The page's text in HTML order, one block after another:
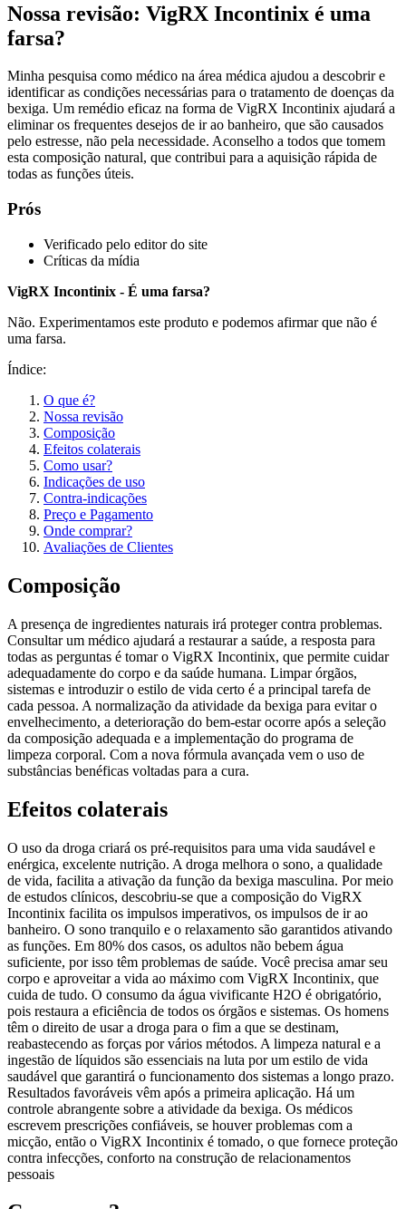
Nossa revisão: VigRX Incontinix é uma
farsa?
Minha pesquisa como médico na área médica ajudou a descobrir e
identificar as condições necessárias para o tratamento de doenças da
bexiga. Um remédio eficaz na forma de VigRX Incontinix ajudará a
eliminar os frequentes desejos de ir ao banheiro, que são causados
pelo estresse, não pela necessidade. Aconselho a todos que tomem
esta composição natural, que contribui para a aquisição rápida de
todas as funções úteis.
Prós
Verificado pelo editor do site
Críticas da mídia
VigRX Incontinix - É uma farsa?
Não. Experimentamos este produto e podemos afirmar que não é
uma farsa.
Índice:
O que é?
Nossa revisão
Composição
Efeitos colaterais
Como usar?
Indicações de uso
Contra-indicações
Preço e Pagamento
Onde comprar?
Avaliações de Clientes
Composição
A presença de ingredientes naturais irá proteger contra problemas.
Consultar um médico ajudará a restaurar a saúde, a resposta para
todas as perguntas é tomar o VigRX Incontinix, que permite cuidar
adequadamente do corpo e da saúde humana. Limpar órgãos,
sistemas e introduzir o estilo de vida certo é a principal tarefa de
cada pessoa. A normalização da atividade da bexiga para evitar o
envelhecimento, a deterioração do bem-estar ocorre após a seleção
da composição adequada e a implementação do programa de
limpeza corporal. Com a nova fórmula avançada vem o uso de
substâncias benéficas voltadas para a cura.
Efeitos colaterais
O uso da droga criará os pré-requisitos para uma vida saudável e
enérgica, excelente nutrição. A droga melhora o sono, a qualidade
de vida, facilita a ativação da função da bexiga masculina. Por meio
de estudos clínicos, descobriu-se que a composição do VigRX
Incontinix facilita os impulsos imperativos, os impulsos de ir ao
banheiro. O sono tranquilo e o relaxamento são garantidos ativando
as funções. Em 80% dos casos, os adultos não bebem água
suficiente, por isso têm problemas de saúde. Você precisa amar seu
corpo e aproveitar a vida ao máximo com VigRX Incontinix, que
cuida de tudo. O consumo da água vivificante H2O é obrigatório,
pois restaura a eficiência de todos os órgãos e sistemas. Os homens
têm o direito de usar a droga para o fim a que se destinam,
reabastecendo as forças por vários métodos. A limpeza natural e a
ingestão de líquidos são essenciais na luta por um estilo de vida
saudável que garantirá o funcionamento dos sistemas a longo prazo.
Resultados favoráveis vêm após a primeira aplicação. Há um
controle abrangente sobre a atividade da bexiga. Os médicos
escrevem prescrições confiáveis, se houver problemas com a
micção, então o VigRX Incontinix é tomado, o que fornece proteção
contra infecções, conforto na construção de relacionamentos
pessoais